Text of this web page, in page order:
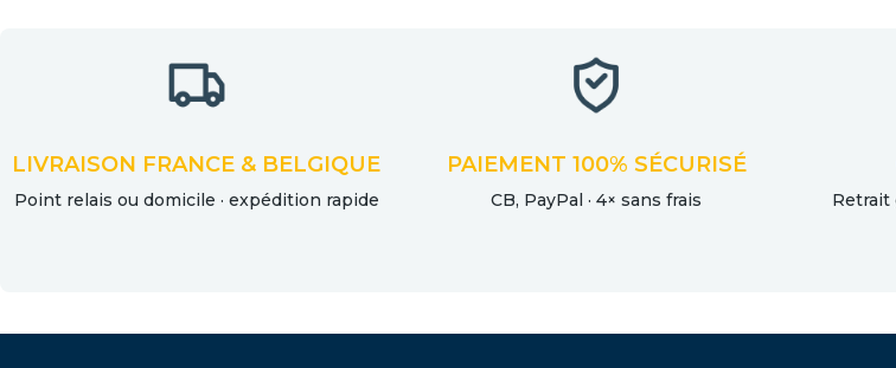
LIVRAISON FRANCE & BELGIQUE
Point relais ou domicile · expédition rapide
PAIEMENT 100% SÉCURISÉ
CB, PayPal · 4× sans frais Retrait